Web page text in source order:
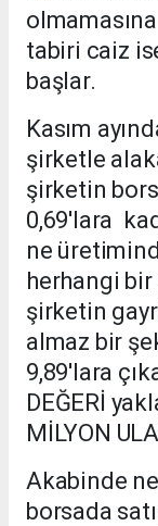
tabiri caiz
başlar.
Kasım
şirketle
şirketin
0,69'lara
ne
herhangi
şirketin
almaz bir
9,89'lara
DEĞERİ
MİLYON
Akabinde
borsada